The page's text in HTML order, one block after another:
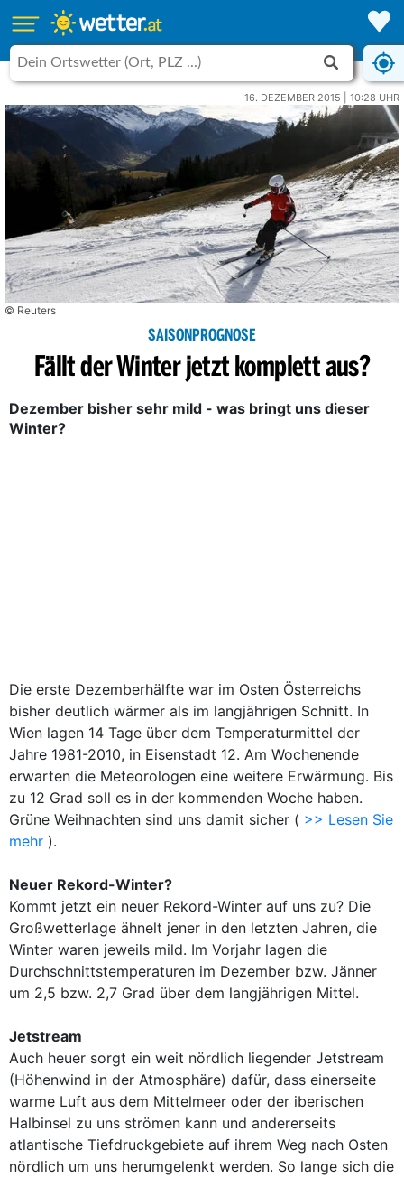
16. DEZEMBER 2015 | 10:28 UHR
© Reuters
SAISONPROGNOSE
Fällt der Winter jetzt komplett aus?
Dezember bisher sehr mild - was bringt uns dieser
Winter?
Die erste Dezemberhälfte war im Osten Österreichs
bisher deutlich wärmer als im langjährigen Schnitt. In
Wien lagen 14 Tage über dem Temperaturmittel der
Jahre 1981-2010, in Eisenstadt 12. Am Wochenende
erwarten die Meteorologen eine weitere Erwärmung. Bis
zu 12 Grad soll es in der kommenden Woche haben.
Grüne Weihnachten sind uns damit sicher ( >> Lesen Sie
mehr ).
Neuer Rekord-Winter?
Kommt jetzt ein neuer Rekord-Winter auf uns zu? Die
Großwetterlage ähnelt jener in den letzten Jahren, die
Winter waren jeweils mild. Im Vorjahr lagen die
Durchschnittstemperaturen im Dezember bzw. Jänner
um 2,5 bzw. 2,7 Grad über dem langjährigen Mittel.
Jetstream
Auch heuer sorgt ein weit nördlich liegender Jetstream
(Höhenwind in der Atmosphäre) dafür, dass einerseite
warme Luft aus dem Mittelmeer oder der iberischen
Halbinsel zu uns strömen kann und andererseits
atlantische Tiefdruckgebiete auf ihrem Weg nach Osten
nördlich um uns herumgelenkt werden. So lange sich die